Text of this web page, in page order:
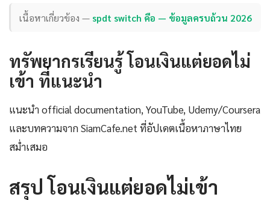
เนื้อหาเกี่ยวข้อง — spdt switch คือ — ข้อมูลครบถ้วน 2026
ทรัพยากรเรียนรู้ โอนเงินแต่ยอดไม่
เข้า ที่แนะนำ
แนะนำ official documentation, YouTube, Udemy/Coursera
และบทความจาก SiamCafe.net ที่อัปเดตเนื้อหาภาษาไทย
สม่ำเสมอ
สรุป โอนเงินแต่ยอดไม่เข้า